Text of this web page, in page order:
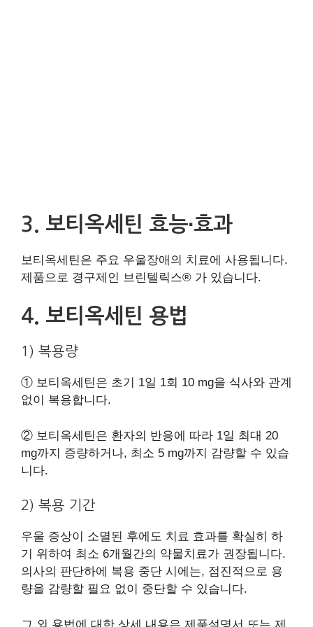
3. 보티옥세틴 효능∙효과
보티옥세틴은 주요 우울장애의 치료에 사용됩니다.
제품으로 경구제인 브린텔릭스® 가 있습니다.
4. 보티옥세틴 용법
1) 복용량
① 보티옥세틴은 초기 1일 1회 10 mg을 식사와 관계
없이 복용합니다.
② 보티옥세틴은 환자의 반응에 따라 1일 최대 20
mg까지 증량하거나, 최소 5 mg까지 감량할 수 있습
니다.
2) 복용 기간
우울 증상이 소멸된 후에도 치료 효과를 확실히 하
기 위하여 최소 6개월간의 약물치료가 권장됩니다.
의사의 판단하에 복용 중단 시에는, 점진적으로 용
량을 감량할 필요 없이 중단할 수 있습니다.
그 외 용법에 대한 상세 내용은 제품설명서 또는 제